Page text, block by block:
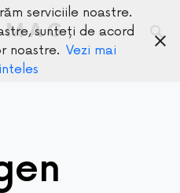
serviciile noastre.
sunteți de acord
noastre. Vezi mai